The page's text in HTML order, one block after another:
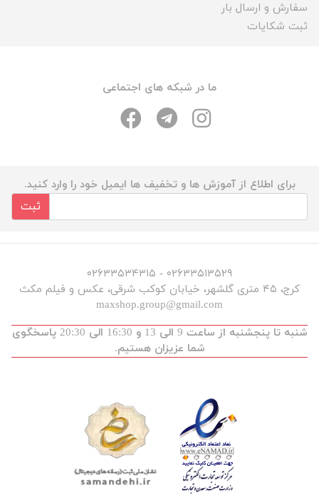
سفارش و ارسال بار
ثبت شکایات
ما در شبکه های اجتماعی
برای اطلاع از آموزش ها و تخفیف ها ایمیل خود را وارد کنید.
ثبت
۰۲۶۳۳۵۱۳۵۲۹ - ۰۲۶۳۳۵۳۴۳۱۵
کرج، ۴۵ متری گلشهر، خیابان کوکب شرقی، عکس و فیلم مکث
maxshop.group@gmail.com
شنبه تا پنجشنبه از ساعت 9 الی 13 و 16:30 الی 20:30 پاسخگوی
شما عزیزان هستیم.